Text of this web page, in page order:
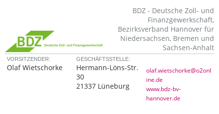
BDZ - Deutsche Zoll- und
Finanzgewerkschaft,
Bezirksverband Hannover für
Niedersachsen, Bremen und
Sachsen-Anhalt
VORSITZENDER:
Olaf Wietschorke
GESCHÄFTSSTELLE:
Hermann-Löns-Str.
30
21337 Lüneburg
olaf.wietschorke@o2onl
ine.de
www.bdz-bv-
hannover.de